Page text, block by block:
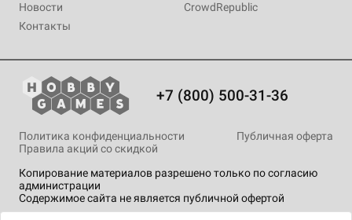
Новости
Контакты
CrowdRepublic
+7 (800) 500-31-36
Копирование материалов разрешено только по согласию
администрации
Содержимое сайта не является публичной офертой
Политика конфиденциальности
Публичная оферта
Правила акций со скидкой